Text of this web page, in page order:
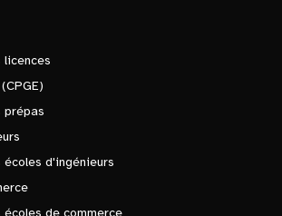
licences
prépas
écoles d'ingénieurs
écoles de commerce